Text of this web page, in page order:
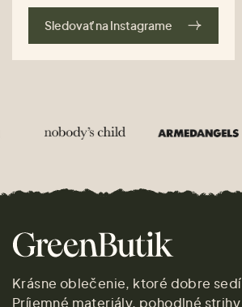
Sledovať na Instagrame
Krásne oblečenie, ktoré dobre sedí.
Príjemné materiály, pohodlné strihy